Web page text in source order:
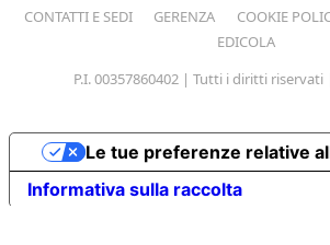
CONTATTI E SEDI GERENZA COOKIE
EDICOLA
P.I. 00357860402 | Tutti i diritti
Informativa sulla raccolta
Le tue preferenze relative